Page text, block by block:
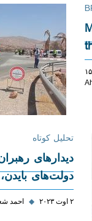
تحلیل کوتاه
دیدارهای
دولت‌های
۲ اوت ۲۰۲۳ ◆ احمد